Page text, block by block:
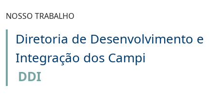
NOSSO TRABALHO
Diretoria de Desenvolvimento e
Integração dos Campi
DDI